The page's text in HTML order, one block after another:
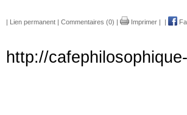
| Lien permanent | Commentaires (0) | Imprimer | |
http://